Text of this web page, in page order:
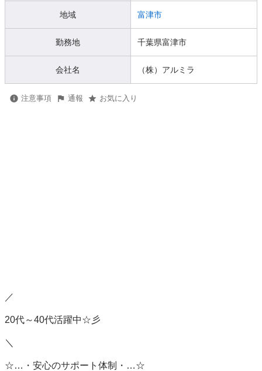
地域 富津市
勤務地 千葉県富津市
会社名 （株）アルミラ
注意事項 通報 お気に入り
／
20代～40代活躍中☆彡
＼
☆…・安心のサポート体制・…☆